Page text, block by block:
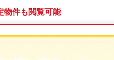
物件も閲覧可能